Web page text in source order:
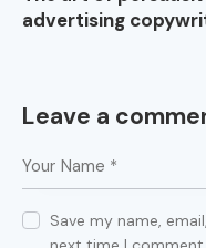
advertising
Leave a
Save my name,